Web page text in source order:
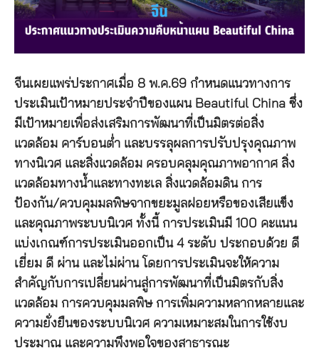
จีนเผยแพร่ประกาศเมื่อ 8 พ.ค.69 กำหนดแนวทางการ
ประเมินเป้าหมายประจำปีของแผน Beautiful China ซึ่ง
มีเป้าหมายเพื่อส่งเสริมการพัฒนาที่เป็นมิตรต่อสิ่ง
แวดล้อม คาร์บอนต่ำ และบรรลุผลการปรับปรุงคุณภาพ
ทางนิเวศ และสิ่งแวดล้อม ครอบคลุมคุณภาพอากาศ สิ่ง
แวดล้อมทางน้ำและทางทะเล สิ่งแวดล้อมดิน การ
ป้องกัน/ควบคุมมลพิษจากขยะมูลฝอยหรือของเสียแข็ง
และคุณภาพระบบนิเวศ ทั้งนี้ การประเมินมี 100 คะแนน
แบ่งเกณฑ์การประเมินออกเป็น 4 ระดับ ประกอบด้วย ดี
เยี่ยม ดี ผ่าน และไม่ผ่าน โดยการประเมินจะให้ความ
สำคัญกับการเปลี่ยนผ่านสู่การพัฒนาที่เป็นมิตรกับสิ่ง
แวดล้อม การควบคุมมลพิษ การเพิ่มความหลากหลายและ
ความยั่งยืนของระบบนิเวศ ความเหมาะสมในการใช้งบ
ประมาณ และความพึงพอใจของสาธารณะ